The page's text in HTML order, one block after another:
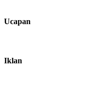
Ucapan
Iklan